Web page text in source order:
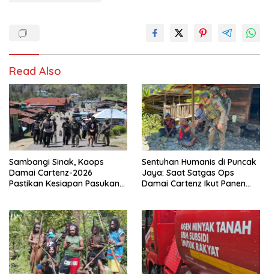
Read Also
Sambangi Sinak, Kaops
Damai Cartenz-2026
Pastikan Kesiapan Pasukan
Sentuhan Humanis di Puncak
Jaya: Saat Satgas Ops
Damai Cartenz Ikut Panen